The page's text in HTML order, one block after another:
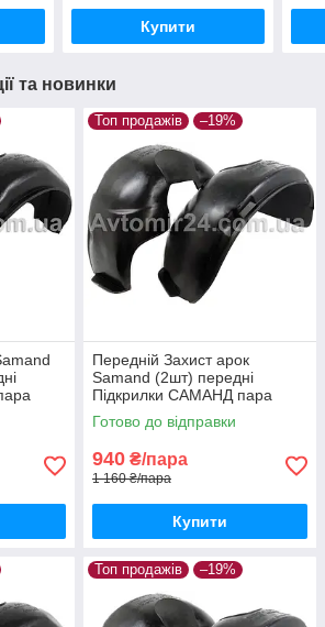
Купити
та новинки
Топ продажів –19%
Передній Захист арок
Samand (2шт) передні
Підкрилки САМАНД пара
передніх
Готово до відправки
940 ₴/пара
1 160 ₴/пара
Купити
Топ продажів –19%